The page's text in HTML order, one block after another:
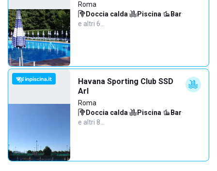
Roma
Doccia calda· Piscina· Bar·
e altri 6…
Havana Sporting Club SSD
Arl
Roma
Doccia calda· Piscina· Bar·
e altri 8…